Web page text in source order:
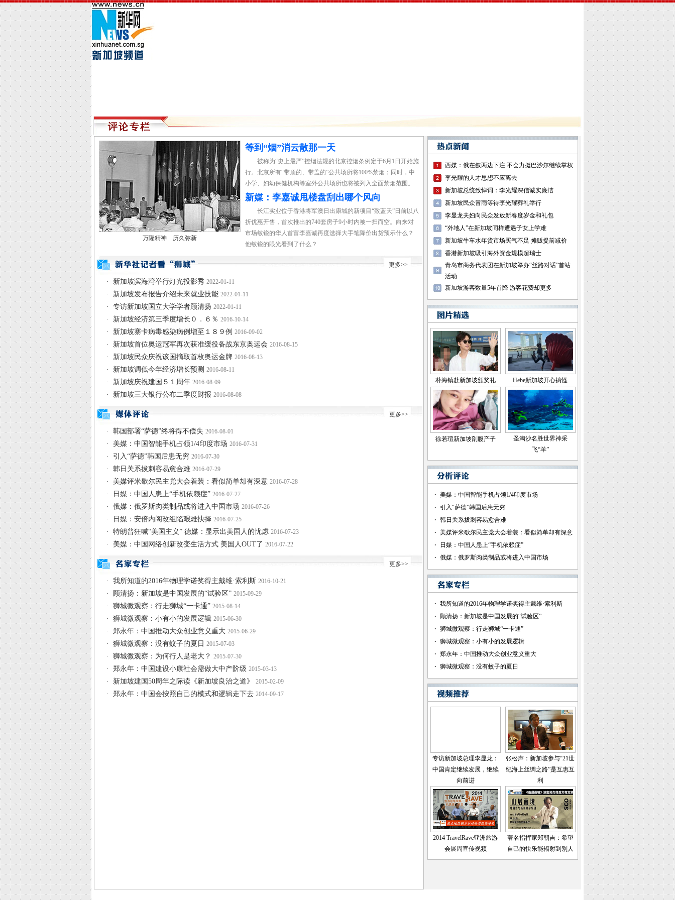
万隆精神 历久弥新
等到“烟”消云散那一天
被称为“史上最严”控烟法规的北京控烟条例定于6月1日开始施
行。北京所有“带顶的、带盖的”公共场所将100%禁烟；同时，中
小学、妇幼保健机构等室外公共场所也将被列入全面禁烟范围。
新媒：李嘉诚甩楼盘刮出哪个风向
长江实业位于香港将军澳日出康城的新项目“致蓝天”日前以八
折优惠开售，首次推出的740套房子9小时内被一扫而空。向来对
市场敏锐的华人首富李嘉诚再度选择大手笔降价出货预示什么？
他敏锐的眼光看到了什么？
更多>>
· 新加坡滨海湾举行灯光投影秀 2022-01-11
· 新加坡发布报告介绍未来就业技能 2022-01-11
· 专访新加坡国立大学学者顾清扬 2022-01-11
· 新加坡经济第三季度增长０．６％ 2016-10-14
· 新加坡寨卡病毒感染病例增至１８９例 2016-09-02
· 新加坡首位奥运冠军再次获准缓役备战东京奥运会 2016-08-15
· 新加坡民众庆祝该国摘取首枚奥运金牌 2016-08-13
· 新加坡调低今年经济增长预测 2016-08-11
· 新加坡庆祝建国５１周年 2016-08-09
· 新加坡三大银行公布二季度财报 2016-08-08
更多>>
· 韩国部署“萨德”终将得不偿失 2016-08-01
· 美媒：中国智能手机占领1/4印度市场 2016-07-31
· 引入“萨德”韩国后患无穷 2016-07-30
· 韩日关系拔刺容易愈合难 2016-07-29
· 美媒评米歇尔民主党大会着装：看似简单却有深意 2016-07-28
· 日媒：中国人患上“手机依赖症” 2016-07-27
· 俄媒：俄罗斯肉类制品或将进入中国市场 2016-07-26
· 日媒：安倍内阁改组陷艰难抉择 2016-07-25
· 特朗普狂喊“美国主义” 德媒：显示出美国人的忧虑 2016-07-23
· 美媒：中国网络创新改变生活方式 美国人OUT了 2016-07-22
更多>>
· 我所知道的2016年物理学诺奖得主戴维·索利斯 2016-10-21
· 顾清扬：新加坡是中国发展的“试验区” 2015-09-29
· 狮城微观察：行走狮城“一卡通” 2015-08-14
· 狮城微观察：小有小的发展逻辑 2015-06-30
· 郑永年：中国推动大众创业意义重大 2015-06-29
· 狮城微观察：没有蚊子的夏日 2015-07-03
· 狮城微观察：为何行人是老大？ 2015-07-30
· 郑永年：中国建设小康社会需做大中产阶级 2015-03-13
· 新加坡建国50周年之际读《新加坡良治之道》 2015-02-09
· 郑永年：中国会按照自己的模式和逻辑走下去 2014-09-17